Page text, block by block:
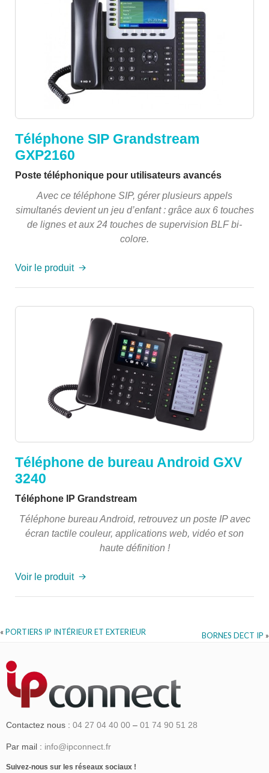
Téléphone SIP Grandstream
GXP2160
Poste téléphonique pour utilisateurs avancés
Avec ce téléphone SIP, gérer plusieurs appels
simultanés devient un jeu d’enfant : grâce aux 6 touches
de lignes et aux 24 touches de supervision BLF bi-
colore.
Voir le produit
Téléphone de bureau Android GXV
3240
Téléphone IP Grandstream
Téléphone bureau Android, retrouvez un poste IP avec
écran tactile couleur, applications web, vidéo et son
haute définition !
Voir le produit
« PORTIERS IP INTÉRIEUR ET EXTERIEUR BORNES DECT IP »
Contactez nous : 04 27 04 40 00 – 01 74 90 51 28
Par mail : info@ipconnect.fr
Suivez-nous sur les réseaux sociaux !